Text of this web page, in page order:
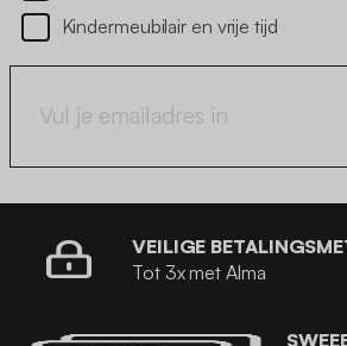
Kindermeubilair en vrije tijd
VEILIGE
Tot 3x met Alma